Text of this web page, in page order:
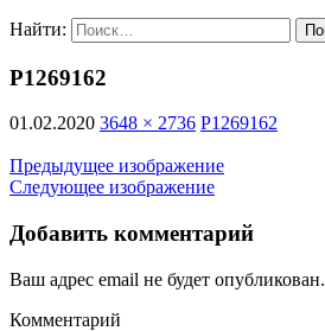
Найти:
P1269162
01.02.2020 3648 × 2736 P1269162
Предыдущее изображение
Следующее изображение
Добавить комментарий
Ваш адрес email не будет опубликован.
Комментарий